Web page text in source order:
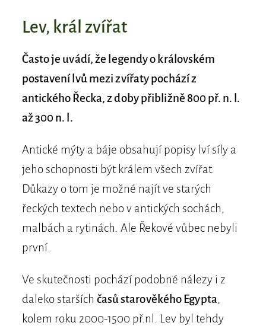
Lev, král zvířat
Často je uvádí, že legendy o královském
postavení lvů mezi zvířaty pochází z
antického Řecka, z doby přibližně 800 př. n. l.
až 300 n. l.
Antické mýty a báje obsahují popisy lví síly a
jeho schopnosti být králem všech zvířat.
Důkazy o tom je možné najít ve starých
řeckých textech nebo v antických sochách,
malbách a rytinách. Ale Řekové vůbec nebyli
první.
Ve skutečnosti pochází podobné nálezy i z
daleko starších časů starověkého Egypta,
kolem roku 2000-1500 př.nl. Lev byl tehdy